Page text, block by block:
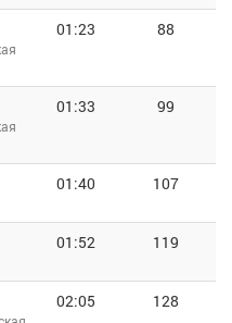
01:23 88
01:33 99
01:40 107
01:52 119
02:05 128